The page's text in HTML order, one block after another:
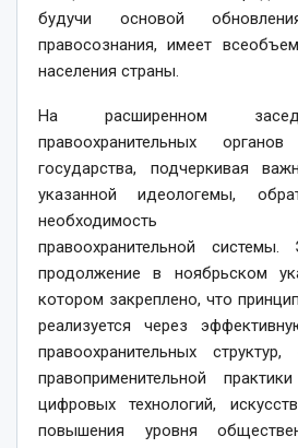
будучи основой
правосознания, имеет
населения страны.
На расширенном
правоохранительных
государства, подчеркивая
указанной идео­логемы,
необходимость
правоохранительной
продолжение в ноябрьском
котором закреп­лено, что
реализуется через
правоохранительных структур,
правоприменительной
цифровых технологий,
повышения уровня